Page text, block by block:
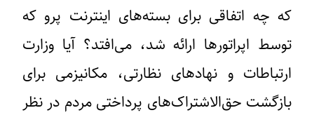
که چه اتفاقی برای بسته‌های اینترنت پرو که
توسط اپراتورها ارائه شد، می‌افتد؟ آیا وزارت
ارتباطات و نهادهای نظارتی، مکانیزمی برای
بازگشت حق‌الاشتراک‌های پرداختی مردم در نظر